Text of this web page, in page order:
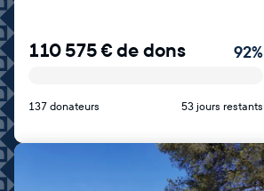
110 575€de dons 92%
137 donateurs 53 jours restants